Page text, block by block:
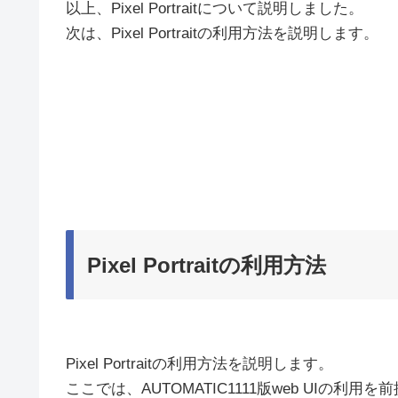
以上、Pixel Portraitについて説明しました。
次は、Pixel Portraitの利用方法を説明します。
Pixel Portraitの利用方法
Pixel Portraitの利用方法を説明します。
ここでは、AUTOMATIC1111版web UIの利用を前